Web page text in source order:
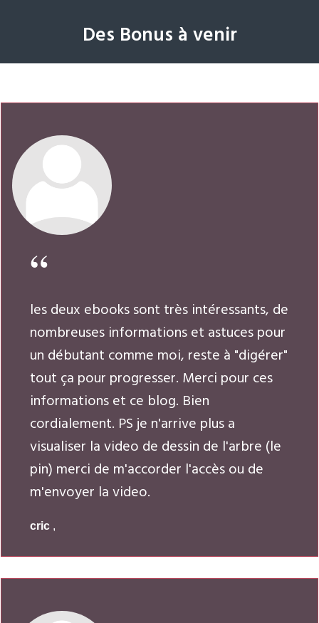
Des Bonus à venir
les deux ebooks sont très intéressants, de
nombreuses informations et astuces pour
un débutant comme moi, reste à "digérer"
tout ça pour progresser. Merci pour ces
informations et ce blog. Bien
cordialement. PS je n'arrive plus a
visualiser la video de dessin de l'arbre (le
pin) merci de m'accorder l'accès ou de
m'envoyer la video.
cric ,